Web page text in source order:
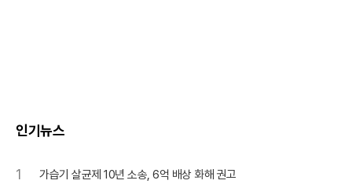
인기뉴스
1 가습기 살균제 10년 소송, 6억 배상 화해 권고